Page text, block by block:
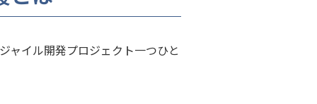
ャイル開発プロジェクト一つひと